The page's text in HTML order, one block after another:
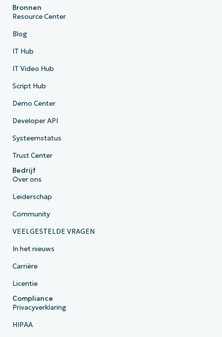
Bronnen
Resource Center
Blog
IT Hub
IT Video Hub
Script Hub
Demo Center
Developer API
Systeemstatus
Trust Center
Bedrijf
Over ons
Leiderschap
Community
VEELGESTELDE VRAGEN
In het nieuws
Carrière
Licentie
Compliance
Privacyverklaring
HIPAA